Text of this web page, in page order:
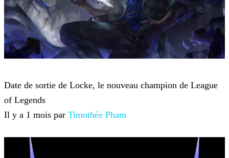
Date de sortie de Locke, le nouveau champion de League
of Legends
Il y a 1 mois par Timothée Pham